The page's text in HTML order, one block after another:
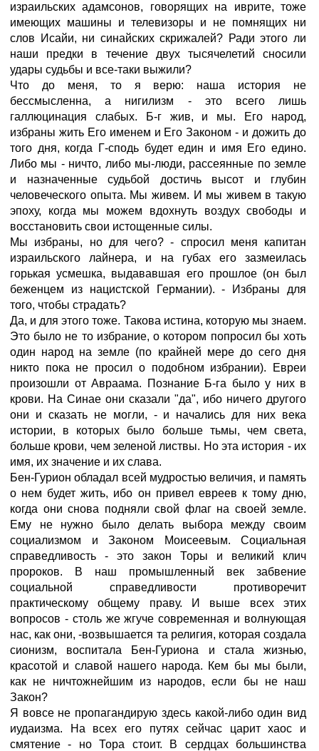
израильских адамсонов, говорящих на иврите, тоже
имеющих машины и телевизоры и не помнящих ни
слов Исайи, ни синайских скрижалей? Ради этого ли
наши предки в течение двух тысячелетий сносили
удары судьбы и все-таки выжили?
Что до меня, то я верю: наша история не
бессмысленна, а нигилизм - это всего лишь
галлюцинация слабых. Б-г жив, и мы. Его народ,
избраны жить Его именем и Его Законом - и дожить до
того дня, когда Г-сподь будет един и имя Его едино.
Либо мы - ничто, либо мы-люди, рассеянные по земле
и назначенные судьбой достичь высот и глубин
человеческого опыта. Мы живем. И мы живем в такую
эпоху, когда мы можем вдохнуть воздух свободы и
восстановить свои истощенные силы.
Мы избраны, но для чего? - спросил меня капитан
израильского лайнера, и на губах его зазмеилась
горькая усмешка, выдававшая его прошлое (он был
беженцем из нацистской Германии). - Избраны для
того, чтобы страдать?
Да, и для этого тоже. Такова истина, которую мы знаем.
Это было не то избрание, о котором попросил бы хоть
один народ на земле (по крайней мере до сего дня
никто пока не просил о подобном избрании). Евреи
произошли от Авраама. Познание Б-га было у них в
крови. На Синае они сказали "да", ибо ничего другого
они и сказать не могли, - и начались для них века
истории, в которых было больше тьмы, чем света,
больше крови, чем зеленой листвы. Но эта история - их
имя, их значение и их слава.
Бен-Гурион обладал всей мудростью величия, и память
о нем будет жить, ибо он привел евреев к тому дню,
когда они снова подняли свой флаг на своей земле.
Ему не нужно было делать выбора между своим
социализмом и Законом Моисеевым. Социальная
справедливость - это закон Торы и великий клич
пророков. В наш промышленный век забвение
социальной справедливости противоречит
практическому общему праву. И выше всех этих
вопросов - столь же жгуче современная и волнующая
нас, как они, -возвышается та религия, которая создала
сионизм, воспитала Бен-Гуриона и стала жизнью,
красотой и славой нашего народа. Кем бы мы были,
как не ничтожнейшим из народов, если бы не наш
Закон?
Я вовсе не пропагандирую здесь какой-либо один вид
иудаизма. На всех его путях сейчас царит хаос и
смятение - но Тора стоит. В сердцах большинства